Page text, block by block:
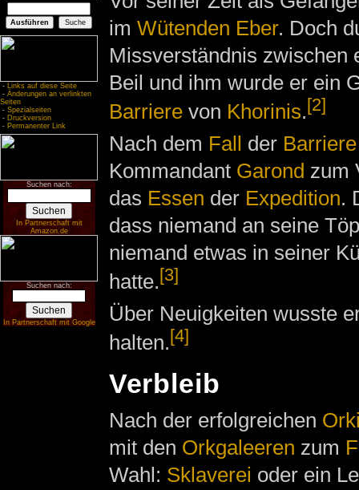
- Links auf diese Seite
- Änderungen an verlinkten
Seiten
- Spezialseiten
- Druckversion
- Permanenter Link
Suchen nach:
In Partnerschaft mit
Amazon.de
Suchen nach:
In Partnerschaft mit Google
im Wütenden Eber. Doch
Missverständnis zwischen
Beil und ihm wurde er ein
Barrierevon Khorinis.[2]
Nach dem Fall der Barriere
Kommandant Garond zum
das Essen der Expedition.
dass niemand an seine
niemand etwas in seiner
hatte.[3]
Über Neuigkeiten wusste
halten.[4]
Verbleib
Nach der erfolgreichen
mit den Orkgaleeren zum
Wahl: Sklaverei oder ein